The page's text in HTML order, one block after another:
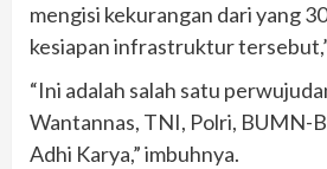
mengisi kekurangan dari yang
kesiapan infrastruktur
“Ini adalah salah satu
Wantannas, TNI, Polri, BUMN-
Adhi Karya,” imbuhnya.